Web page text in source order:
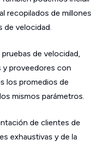
recopilados de millones
de velocidad.
de velocidad,
y proveedores con
los promedios de
mismos parámetros.
de clientes de
exhaustivas y de la